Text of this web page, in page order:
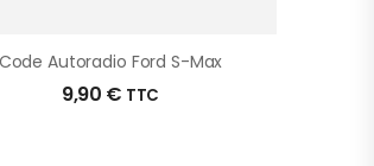
Code Autoradio Ford S-Max
9,90 € TTC